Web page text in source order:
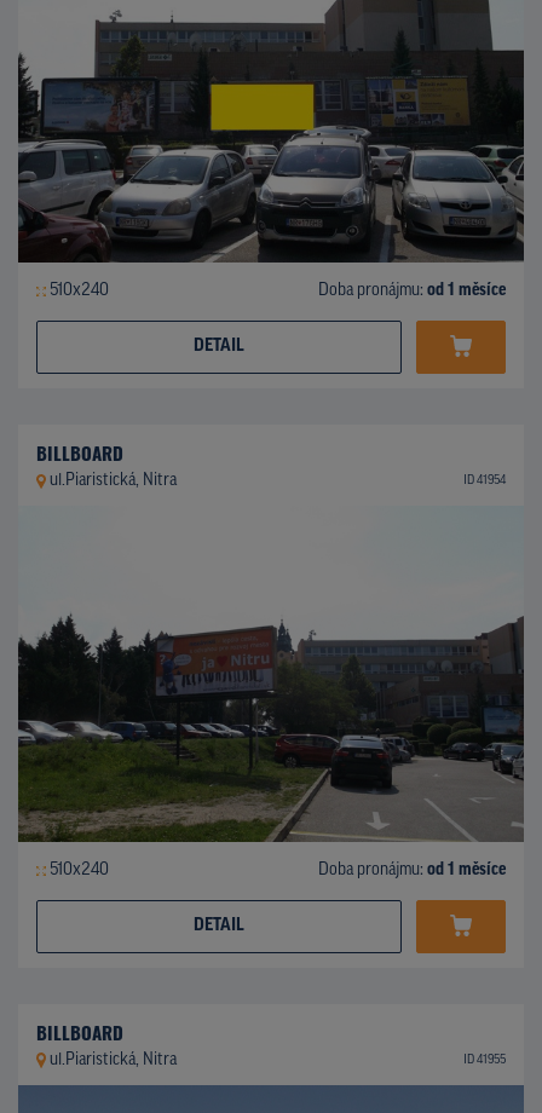
510x240 Doba pronájmu: od 1 měsíce
DETAIL
BILLBOARD
ul.Piaristická, Nitra ID 41954
510x240 Doba pronájmu: od 1 měsíce
DETAIL
BILLBOARD
ul.Piaristická, Nitra ID 41955